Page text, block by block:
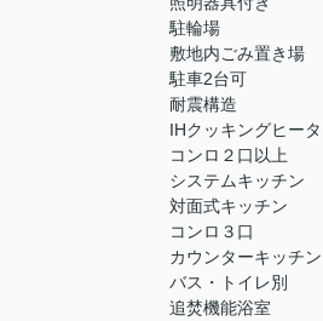
駐輪場
敷地内ごみ置き場
駐車2台可
耐震構造
IHクッキングヒー
コンロ２口以上
システムキッチン
対面式キッチン
コンロ３口
カウンターキッチン
バス・トイレ別
追焚機能浴室